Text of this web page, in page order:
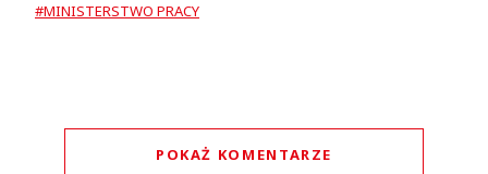
#MINISTERSTWO PRACY
POKAŻ KOMENTARZE